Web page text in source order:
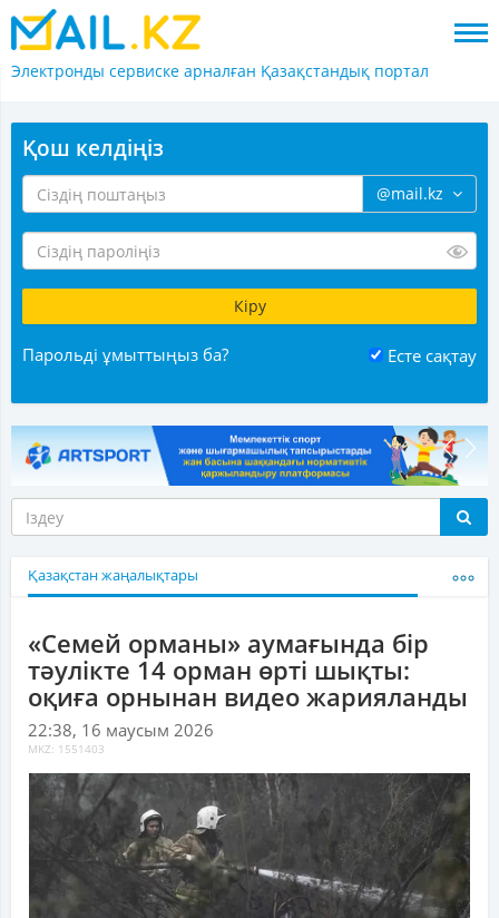
Электронды сервиске арналған Қазақстандық портал
Қош келдіңіз
@mail.kz
Парольді ұмыттыңыз ба? Есте сақтау
Қазақстан жаңалықтары
«Семей орманы» аумағында бір
тәулікте 14 орман өрті шықты:
оқиға орнынан видео жарияланды
22:38, 16 маусым 2026
MKZ: 1551403